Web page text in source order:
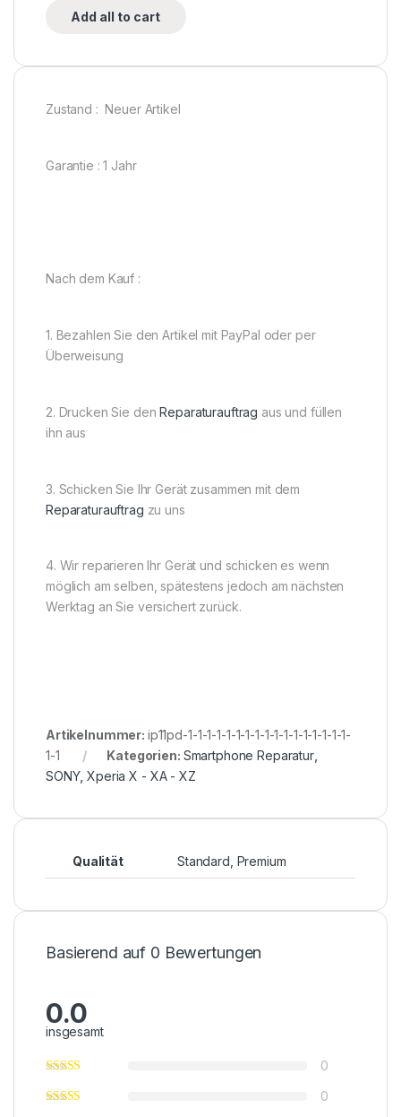
Add all to cart
Zustand : Neuer Artikel
Garantie : 1 Jahr
Nach dem Kauf :
1. Bezahlen Sie den Artikel mit PayPal oder per
Überweisung
2. Drucken Sie denReparaturauftrag aus und füllen
ihn aus
3. Schicken Sie Ihr Gerät zusammen mit dem
Reparaturauftrag zu uns
4. Wir reparieren Ihr Gerät und schicken es wenn
möglich am selben, spätestens jedoch am nächsten
Werktag an Sie versichert zurück.
Artikelnummer: ip11pd-1-1-1-1-1-1-1-1-1-1-1-1-1-1-1-1-1-
1-1
Kategorien: Smartphone Reparatur,
SONY,Xperia X - XA - XZ
Qualität Standard, Premium
Basierend auf 0 Bewertungen
0.0
insgesamt
0
0